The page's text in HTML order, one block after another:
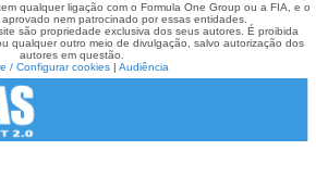
qualquer ligação com o Formula One Group ou a FIA, e o
nem patrocinado por essas entidades.
são propriedade exclusiva dos seus autores. É proibida
qualquer outro meio de divulgação, salvo autorização dos
autores em questão.
/ Configurar cookies| Audiência